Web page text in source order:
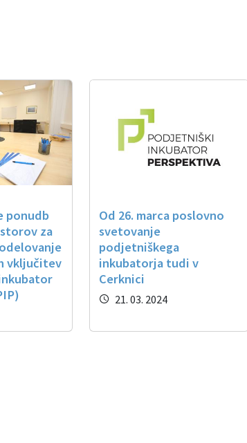
ponudb
za
vključitev
Od 26. marca poslovno
svetovanje
podjetniškega
inkubatorja tudi v
Cerknici
21. 03. 2024